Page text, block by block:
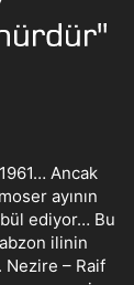
Ancak
ayının
ediyor… Bu
ilinin
Nezire – Raif